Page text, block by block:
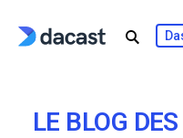
LE BLOG